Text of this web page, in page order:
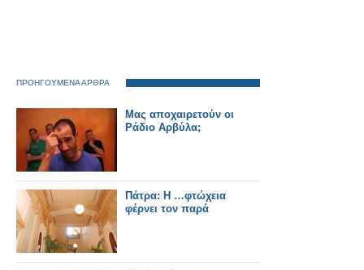
ΠΡΟΗΓΟΥΜΕΝΑ ΑΡΘΡΑ
Μας αποχαιρετούν οι
Ράδιο Αρβύλα;
Πάτρα: Η …φτώχεια
φέρνει τον παρά